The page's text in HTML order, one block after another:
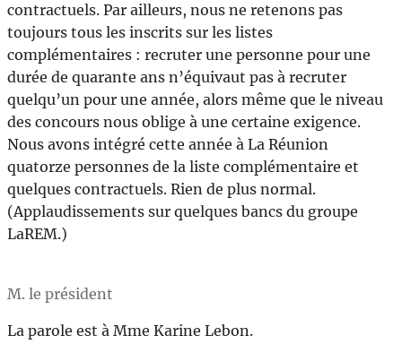
contractuels. Par ailleurs, nous ne retenons pas
toujours tous les inscrits sur les listes
complémentaires : recruter une personne pour une
durée de quarante ans n’équivaut pas à recruter
quelqu’un pour une année, alors même que le niveau
des concours nous oblige à une certaine exigence.
Nous avons intégré cette année à La Réunion
quatorze personnes de la liste complémentaire et
quelques contractuels. Rien de plus normal.
(Applaudissements sur quelques bancs du groupe
LaREM.)
M. le président
La parole est à Mme Karine Lebon.